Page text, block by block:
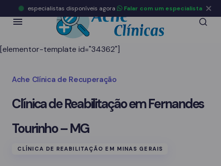
[elementor-template id="34362"]
Ache Clínica de Recuperação
Clínica de Reabilitação em Fernandes
Tourinho – MG
CLÍNICA DE REABILITAÇÃO EM MINAS GERAIS
especialistas disponíveis agora Falar com um especialista